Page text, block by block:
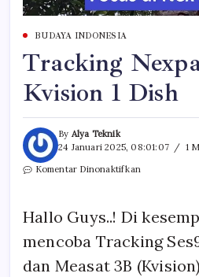
BUDAYA INDONESIA
Tracking
Kvision 1 Dish
By Alya Teknik
24 Januari 2025, 08:01:07
1
Komentar Dinonaktifkanpada
Kvision
1
Dish
Hallo Guys..! Di
mencoba Tracking
dan Measat 3B